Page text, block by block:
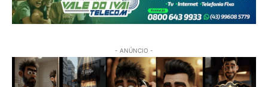
- ANÚNCIO -